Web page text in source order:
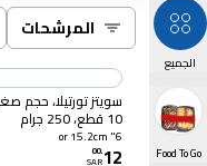
الجميع
Food To Go
المرشحات
سويتز تورتيلا، حجم
10 قطع، 250 جرام
6" or 15.2cm
12
.
00
SAR